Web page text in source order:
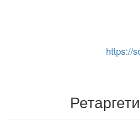
https://
Toggle